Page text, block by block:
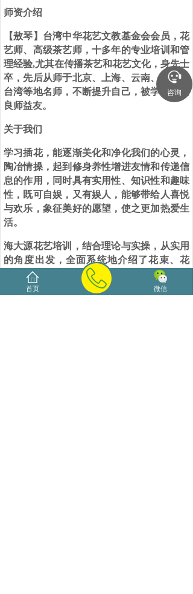
师资介绍
【敖琴】台湾中华花艺文教基金会会员，花
艺师、高级茶艺师，十多年的专业培训和管
理经验,尤其在传播茶艺和花艺文化，身先士
卒，先后从师于北京、上海、云南、杭州、
台湾等地名师，不断提升自己，被学员视为
良师益友。
关于我们
学习插花，能逐渐美化和净化我们的心灵，
陶冶情操，起到修身养性增进友情和传递信
息的作用，同时具有实用性、知识性和趣味
性，既可自娱，又有娱人，能够带给人喜悦
与欢乐，象征美好的愿望，使之更加热爱生
活。
海大源花艺培训，结合理论与实操，从实用
的角度出发，全面系统地介绍了花束、花
篮、花车以及家庭插花、商务插花等的基本
知识和应用知识，美观实用、优雅大方。对
首页 微信
咨询